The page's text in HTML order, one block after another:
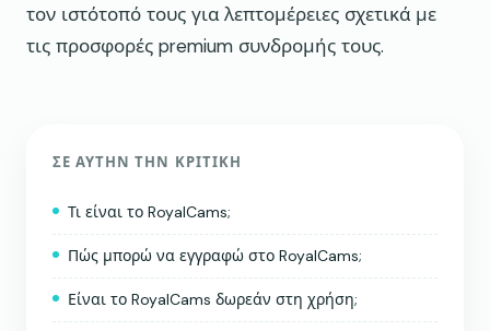
τον ιστότοπό τους για λεπτομέρειες σχετικά με
τις προσφορές premium συνδρομής τους.
ΣΕ ΑΥΤΉΝ ΤΗΝ ΚΡΙΤΙΚΉ
Τι είναι το RoyalCams;
Πώς μπορώ να εγγραφώ στο RoyalCams;
Είναι το RoyalCams δωρεάν στη χρήση;